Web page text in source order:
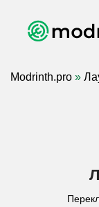
Modrinth.pro »